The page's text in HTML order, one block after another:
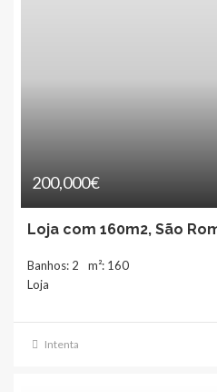
200,000€
Banhos: 2
m²: 160
Loja
Intenta